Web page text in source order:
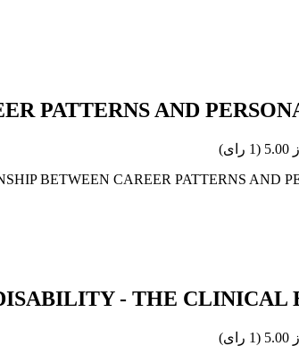
PATTERNS AND
BETWEEN CAREER PATTERNS AND
- THE CLINICAL